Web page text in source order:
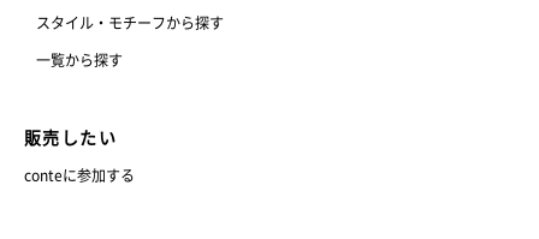
スタイル・モチーフから探す
一覧から探す
販売したい
conteに参加する